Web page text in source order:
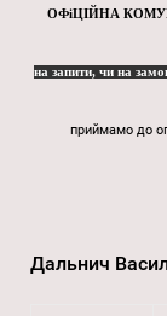
ОФіЦІЙНА
на запити, чи на
приймамо до
Дальнич